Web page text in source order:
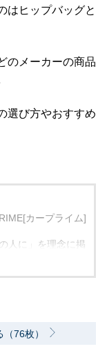
はヒップバッグと
のメーカーの商品
選び方やおすすめ
カープライム]
人に」を理念に掲
。
76枚）